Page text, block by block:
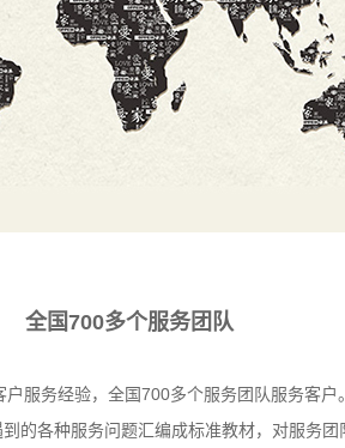
全国700多个服务团队
户服务经验，全国700多个服务团队服务客户
的各种服务问题汇编成标准教材，对服务团